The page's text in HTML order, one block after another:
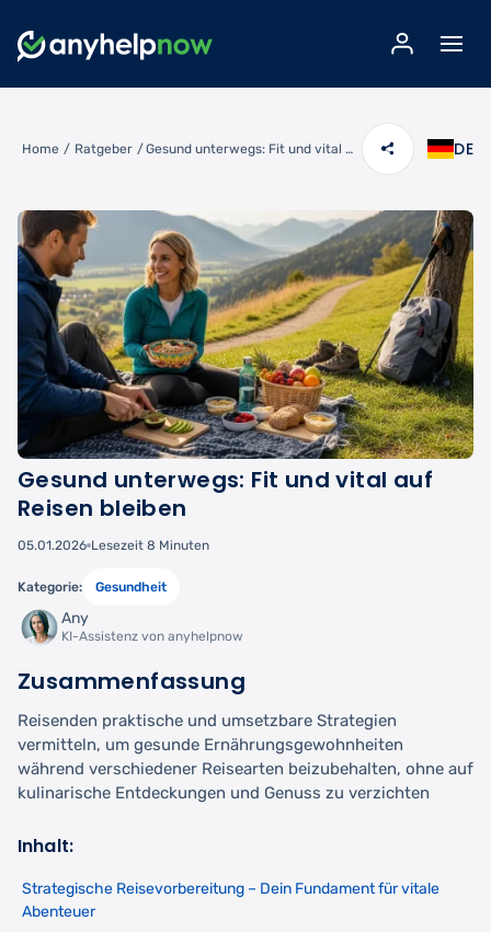
Home / Ratgeber / Gesund unterwegs: Fit und vital auf Reisen bleiben DE
Gesund unterwegs: Fit und vital auf
Reisen bleiben
05.01.2026 Lesezeit 8 Minuten
Kategorie: Gesundheit
Any
KI-Assistenz von anyhelpnow
Zusammenfassung
Reisenden praktische und umsetzbare Strategien
vermitteln, um gesunde Ernährungsgewohnheiten
während verschiedener Reisearten beizubehalten, ohne auf
kulinarische Entdeckungen und Genuss zu verzichten
Inhalt:
Strategische Reisevorbereitung – Dein Fundament für vitale
Abenteuer